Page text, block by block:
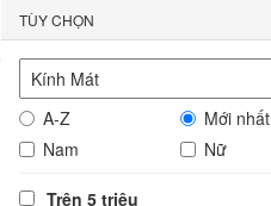
TÙY CHỌN
A-Z
Mới nhất
Nam
Nữ
Trên 5 triệu